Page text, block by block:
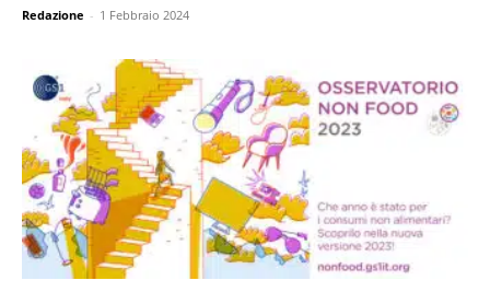
Redazione - 1 Febbraio 2024